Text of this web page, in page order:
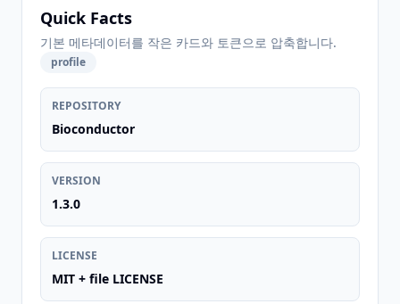
Quick Facts
기본 메타데이터를 작은 카드와 토큰으로 압축합니다.
profile
REPOSITORY
Bioconductor
VERSION
1.3.0
LICENSE
MIT + file LICENSE